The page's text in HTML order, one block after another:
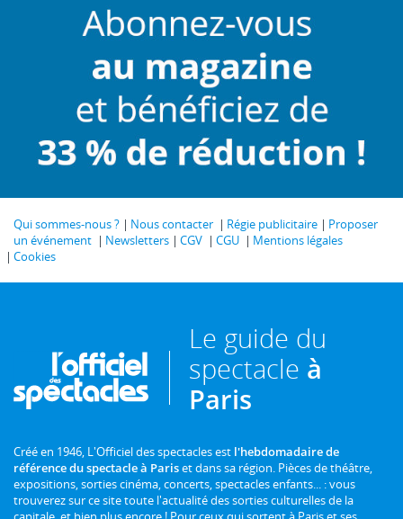
Qui sommes-nous ? Nous contacter Régie publicitaire
Proposer
un événement
Newsletters CGV CGU
Mentions légales
Cookies
Le guide du
spectacle à
Paris
Créé en 1946, L'Officiel des spectacles est l'hebdomadaire de
référence du spectacle à Pariset dans sa région. Pièces de théâtre,
expositions, sorties cinéma, concerts, spectacles enfants... : vous
trouverez sur ce site toute l'actualité des sorties culturelles de la